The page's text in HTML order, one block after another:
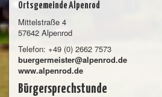
Ortsgemeinde Alpenrod
Mittelstraße 4
57642 Alpenrod
Telefon: +49 (0) 2662 7573
buergermeister@alpenrod.de
www.alpenrod.de
Bürgersprechstunde